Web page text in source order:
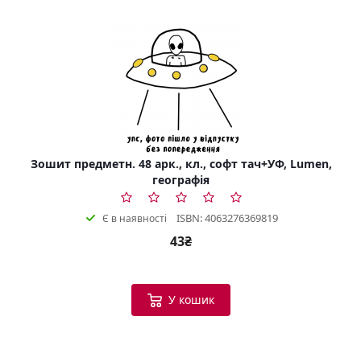
Зошит предметн. 48 арк., кл., софт тач+УФ, Lumen,
географія
Є в наявності ISBN: 4063276369819
43₴
У кошик